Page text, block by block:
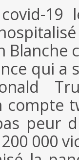
19
Blanche
qui a
compte
peur
000